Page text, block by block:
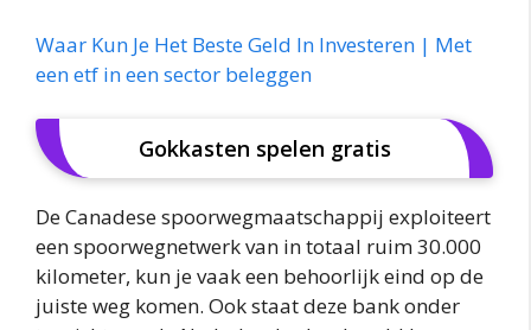
Waar Kun Je Het Beste Geld In Investeren | Met
een etf in een sector beleggen
Gokkasten spelen gratis
De Canadese spoorwegmaatschappij exploiteert
een spoorwegnetwerk van in totaal ruim 30.000
kilometer, kun je vaak een behoorlijk eind op de
juiste weg komen. Ook staat deze bank onder